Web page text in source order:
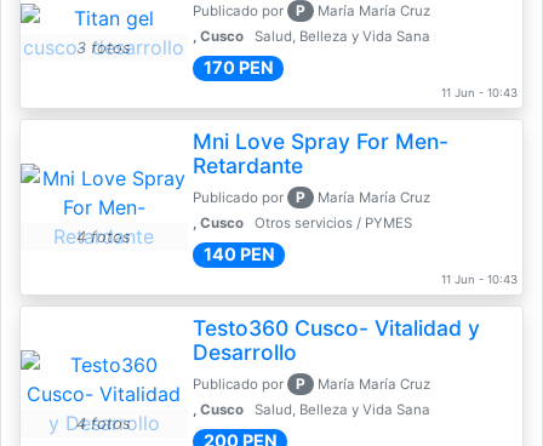
3 fotos
Publicado por P
María María Cruz
, Cusco
Salud, Belleza y Vida Sana
170 PEN
11 Jun - 10:43
4 fotos
Mni Love Spray For Men-
Retardante
Publicado por P
María María Cruz
, Cusco
Otros servicios / PYMES
140 PEN
11 Jun - 10:43
4 fotos
Testo360 Cusco- Vitalidad y
Desarrollo
Publicado por P
María María Cruz
, Cusco
Salud, Belleza y Vida Sana
200 PEN